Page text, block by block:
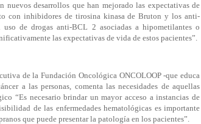
nuevos desarrollos que han mejorado las expectativas de
con inhibidores de tirosina kinasa de Bruton y los anti-
de drogas anti-BCL 2 asociadas a hipometilantes o
las expectativas de vida de estos pacientes”.
de la Fundación Oncológica ONCOLOOP -que educa
a las personas, comenta las necesidades de aquellas
“Es necesario brindar un mayor acceso a instancias de
de las enfermedades hematológicas es importante
que puede presentar la patología en los pacientes”.